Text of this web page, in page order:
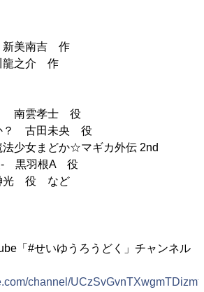
新美南吉 作
龍之介 作
南雲孝士 役
？ 古田未央 役
少女まどか☆マギカ外伝 2nd
- 黒羽根A 役
光 役 など
「#せいゆうろうどく」チャンネル
channel/UCzSvGvnTXwgmTDizmt-